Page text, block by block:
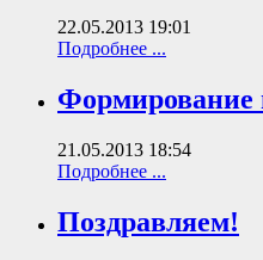
22.05.2013 19:01
Подробнее ...
Формирование
21.05.2013 18:54
Подробнее ...
Поздравляем!